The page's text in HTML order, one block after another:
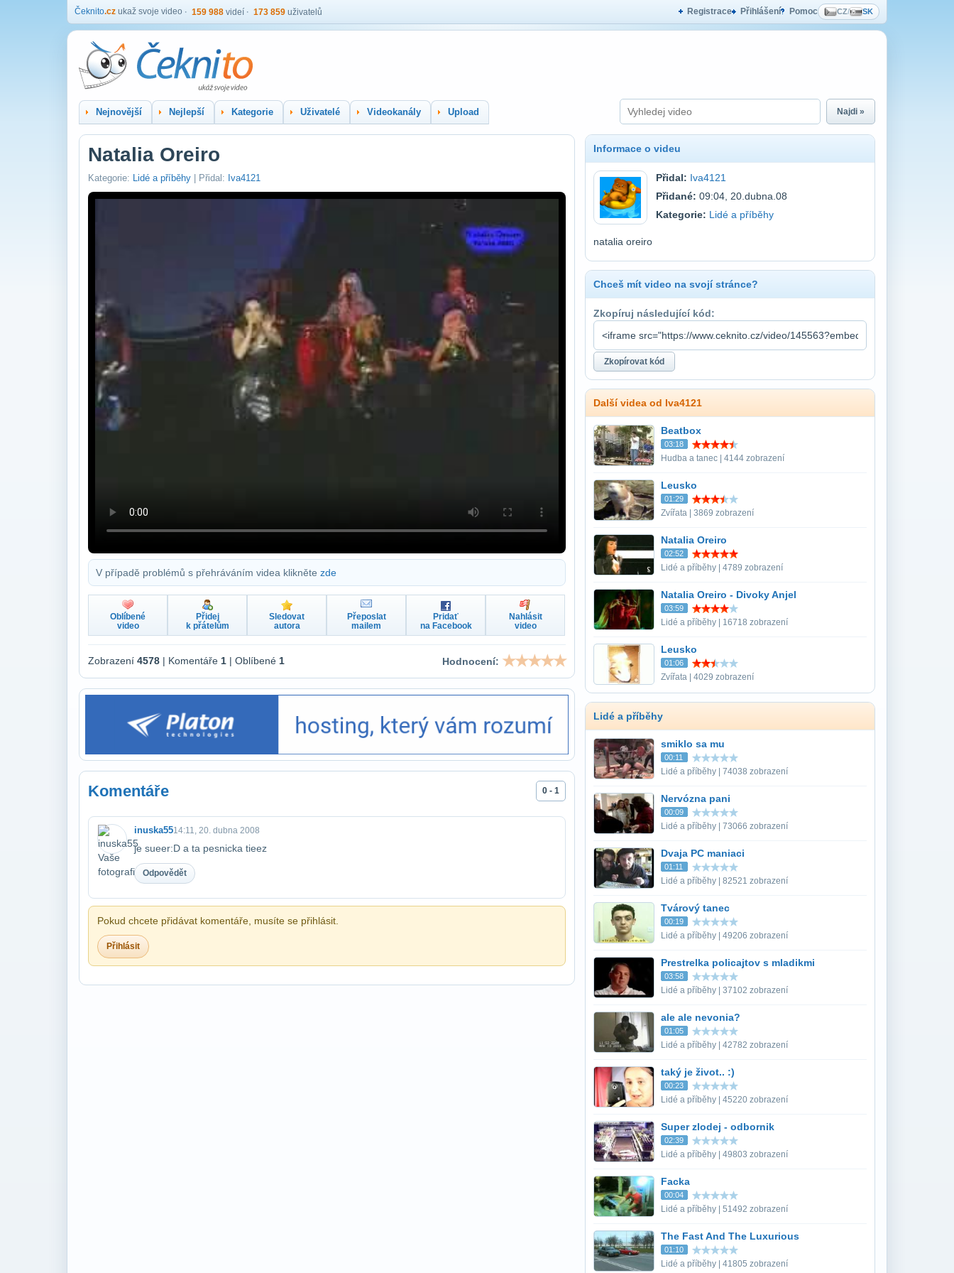
Čeknito.cz ukaž svoje video 159 988 videí 173 859 uživatelů Registrace Přihlášení Pomoc CZ/ SK
Nejnovější Nejlepší Kategorie Uživatelé Videokanály Upload Najdi »
Natalia Oreiro
Kategorie: Lidé a příběhy | Přidal: Iva4121
V případě problémů s přehráváním videa klikněte zde
Oblíbené
video
Přidej
k přátelům
Sledovat
autora
Přeposlat
mailem
Pridať
na Facebook
Nahlásit
video
Zobrazení 4578 | Komentáře 1 | Oblíbené 1 Hodnocení:
Komentáře 0 - 1
inuska5514:11, 20. dubna 2008
je sueer:D a ta pesnicka tieez
Odpovědět
Pokud chcete přidávat komentáře, musíte se přihlásit.
Přihlásit
Informace o videu
Přidal: Iva4121
Přidané: 09:04, 20.dubna.08
Kategorie: Lidé a příběhy
natalia oreiro
Chceš mít video na svojí stránce?
Zkopíruj následující kód:
Další videa od Iva4121
Beatbox
03:18
Hudba a tanec | 4144 zobrazení
Leusko
01:29
Zvířata | 3869 zobrazení
Natalia Oreiro
02:52
Lidé a příběhy | 4789 zobrazení
Natalia Oreiro - Divoky Anjel
03:59
Lidé a příběhy | 16718 zobrazení
Leusko
01:06
Zvířata | 4029 zobrazení
Lidé a příběhy
smiklo sa mu
00:11
Lidé a příběhy | 74038 zobrazení
Nervózna pani
00:09
Lidé a příběhy | 73066 zobrazení
Dvaja PC maniaci
01:11
Lidé a příběhy | 82521 zobrazení
Tvárový tanec
00:19
Lidé a příběhy | 49206 zobrazení
Prestrelka policajtov s mladikmi
03:58
Lidé a příběhy | 37102 zobrazení
ale ale nevonia?
01:05
Lidé a příběhy | 42782 zobrazení
taký je život.. :)
00:23
Lidé a příběhy | 45220 zobrazení
Super zlodej - odbornik
02:39
Lidé a příběhy | 49803 zobrazení
Facka
00:04
Lidé a příběhy | 51492 zobrazení
The Fast And The Luxurious
01:10
Lidé a příběhy | 41805 zobrazení